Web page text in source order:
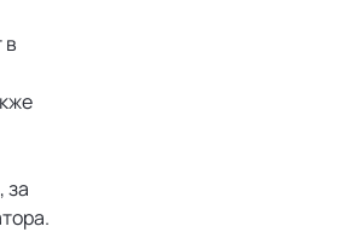
в
за